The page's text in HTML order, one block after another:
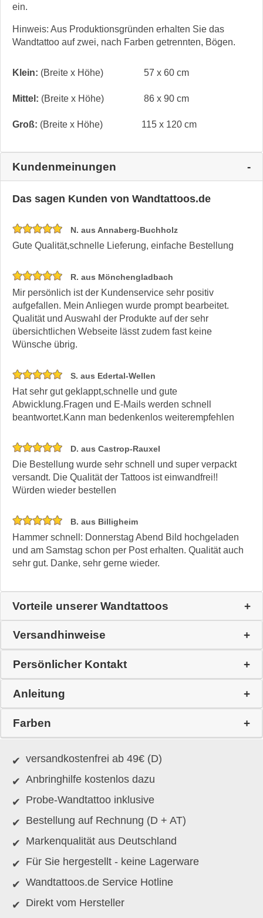
ein.
Hinweis: Aus Produktionsgründen erhalten Sie das
Wandtattoo auf zwei, nach Farben getrennten, Bögen.
Klein: (Breite x Höhe) 57 x 60 cm
Mittel: (Breite x Höhe) 86 x 90 cm
Groß: (Breite x Höhe) 115 x 120 cm
Kundenmeinungen
Das sagen Kunden von Wandtattoos.de
N. aus Annaberg-Buchholz
Gute Qualität,schnelle Lieferung, einfache Bestellung
R. aus Mönchengladbach
Mir persönlich ist der Kundenservice sehr positiv
aufgefallen. Mein Anliegen wurde prompt bearbeitet.
Qualität und Auswahl der Produkte auf der sehr
übersichtlichen Webseite lässt zudem fast keine
Wünsche übrig.
S. aus Edertal-Wellen
Hat sehr gut geklappt,schnelle und gute
Abwicklung.Fragen und E-Mails werden schnell
beantwortet.Kann man bedenkenlos weiterempfehlen
D. aus Castrop-Rauxel
Die Bestellung wurde sehr schnell und super verpackt
versandt. Die Qualität der Tattoos ist einwandfrei!!
Würden wieder bestellen
B. aus Billigheim
Hammer schnell: Donnerstag Abend Bild hochgeladen
und am Samstag schon per Post erhalten. Qualität auch
sehr gut. Danke, sehr gerne wieder.
Vorteile unserer Wandtattoos
Versandhinweise
Persönlicher Kontakt
Anleitung
Farben
versandkostenfrei ab 49€ (D)
Anbringhilfe kostenlos dazu
Probe-Wandtattoo inklusive
Bestellung auf Rechnung (D + AT)
Markenqualität aus Deutschland
Für Sie hergestellt - keine Lagerware
Wandtattoos.de Service Hotline
Direkt vom Hersteller